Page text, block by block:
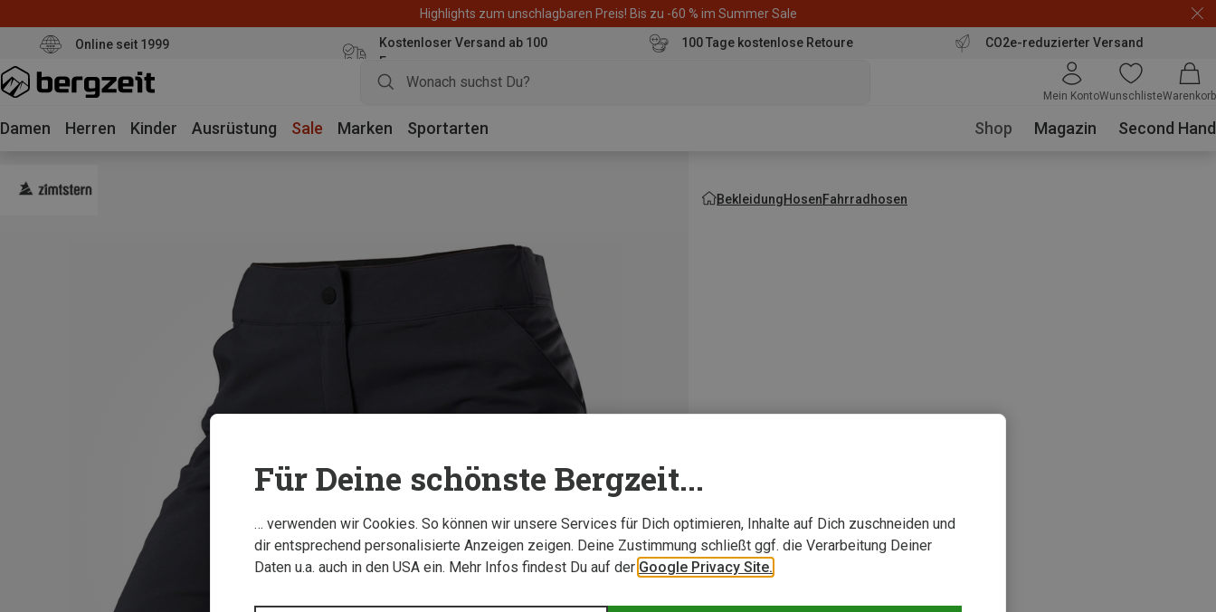
Highlights zum unschlagbaren Preis! Bis zu -60 % im Summer Sale
Online seit 1999
Kostenloser Versand ab 100
Euro
100 Tage kostenlose Retoure CO2e-reduzierter Versand
Mein KontoWunschlisteWarenkorb
Damen Herren Kinder Ausrüstung Sale Marken Sportarten Shop Magazin Second Hand
BekleidungHosenFahrradhosen
Für Deine schönste Bergzeit...
… verwenden wir Cookies. So können wir unsere Services für Dich optimieren, Inhalte auf Dich zuschneiden und
dir entsprechend personalisierte Anzeigen zeigen. Deine Zustimmung schließt ggf. die Verarbeitung Deiner
Daten u.a. auch in den USA ein. Mehr Infos findest Du auf der Google Privacy Site.